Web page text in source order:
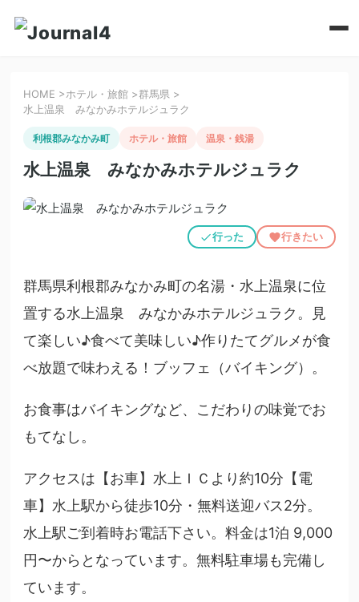
HOME >ホテル・旅館 >群馬県 >
水上温泉 みなかみホテルジュラク
利根郡みなかみ町 ホテル・旅館 温泉・銭湯
水上温泉 みなかみホテルジュラク
行った 行きたい
群馬県利根郡みなかみ町の名湯・水上温泉に位
置する水上温泉 みなかみホテルジュラク。見
て楽しい♪食べて美味しい♪作りたてグルメが食
べ放題で味わえる！ブッフェ（バイキング）。
お食事はバイキングなど、こだわりの味覚でお
もてなし。
アクセスは【お車】水上ＩＣより約10分【電
車】水上駅から徒歩10分・無料送迎バス2分。
水上駅ご到着時お電話下さい。料金は1泊 9,000
円〜からとなっています。無料駐車場も完備し
ています。